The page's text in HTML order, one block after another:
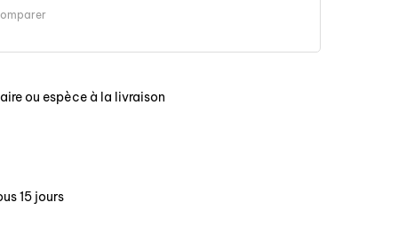
ou espèce à la livraison
15 jours